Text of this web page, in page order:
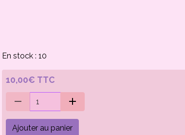
En stock : 10
10,00€ TTC
Ajouter au panier